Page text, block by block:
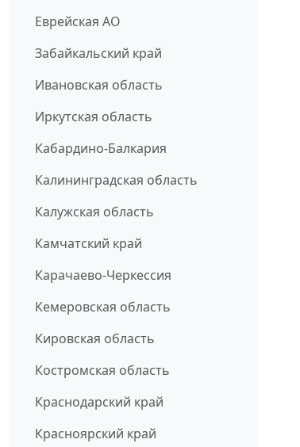
Еврейская АО
Забайкальский край
Ивановская область
Иркутская область
Кабардино-Балкария
Калининградская область
Калужская область
Камчатский край
Карачаево-Черкессия
Кемеровская область
Кировская область
Костромская область
Краснодарский край
Красноярский край